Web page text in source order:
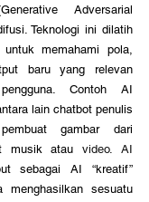
Adversarial
Teknologi ini dilatih
memahami pola,
baru yang relevan
Contoh AI
lain chatbot penulis
gambar dari
musik atau video.
AI
sebagai AI “kreatif”
menghasilkan sesuatu